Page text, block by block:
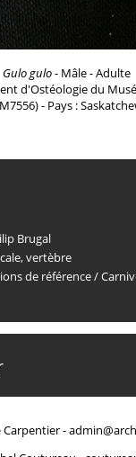
Gulo gulo- Mâle - Adulte
d'Ostéologie du
- Pays :
Brugal
,vertèbre
de référence/
-